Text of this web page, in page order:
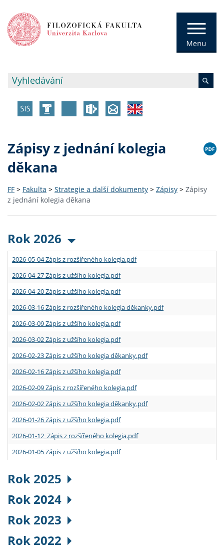
Zápisy z jednání kolegia
děkana
FF > Fakulta > Strategie a další dokumenty > Zápisy > Zápisy
z jednání kolegia děkana
Rok 2026
2026-05-04 Zápis z rozšířeného kolegia.pdf
2026-04-27 Zápis z užšího kolegia.pdf
2026-04-20 Zápis z užšího kolegia.pdf
2026-03-16 Zápis z rozšířeného kolegia děkanky.pdf
2026-03-09 Zápis z užšího kolegia.pdf
2026-03-02 Zápis z užšího kolegia.pdf
2026-02-23 Zápis z užšího kolegia děkanky.pdf
2026-02-16 Zápis z užšího kolegia.pdf
2026-02-09 Zápis z rozšířeného kolegia.pdf
2026-02-02 Zápis z užšího kolegia děkanky.pdf
2026-01-26 Zápis z užšího kolegia.pdf
2026-01-12 Zápis z rozšířeného kolegia.pdf
2026-01-05 Zápis z užšího kolegia.pdf
Rok 2025
Rok 2024
Rok 2023
Rok 2022